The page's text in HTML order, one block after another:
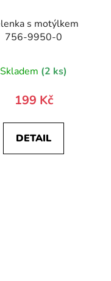
s motýlkem
756-9950-0
Skladem (2 ks)
199 Kč
DETAIL